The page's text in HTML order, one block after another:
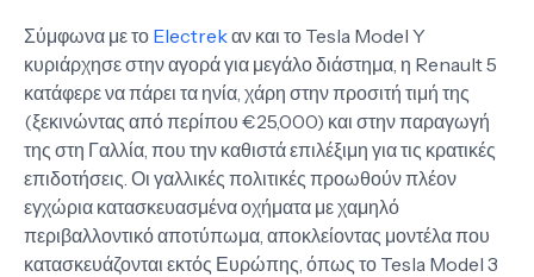
Σύμφωνα με το Electrekαν και το Tesla Model Y
κυριάρχησε στην αγορά για μεγάλο διάστημα, η Renault 5
κατάφερε να πάρει τα ηνία, χάρη στην προσιτή τιμή της
(ξεκινώντας από περίπου €25,000) και στην παραγωγή
της στη Γαλλία, που την καθιστά επιλέξιμη για τις κρατικές
επιδοτήσεις. Οι γαλλικές πολιτικές προωθούν πλέον
εγχώρια κατασκευασμένα οχήματα με χαμηλό
περιβαλλοντικό αποτύπωμα, αποκλείοντας μοντέλα που
κατασκευάζονται εκτός Ευρώπης, όπως το Tesla Model 3